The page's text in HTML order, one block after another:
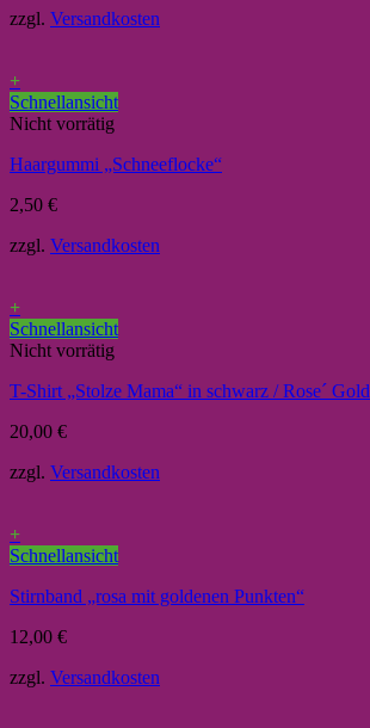
zzgl. Versandkosten
+
Schnellansicht
Nicht vorrätig
Haargummi „Schneeflocke“
2,50 €
zzgl. Versandkosten
+
Schnellansicht
Nicht vorrätig
T-Shirt „Stolze Mama“ in schwarz / Rose´ Gold
20,00 €
zzgl. Versandkosten
+
Schnellansicht
Stirnband „rosa mit goldenen Punkten“
12,00 €
zzgl. Versandkosten